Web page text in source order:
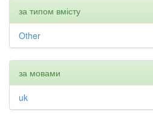
за типом вмісту
Other
за мовами
uk